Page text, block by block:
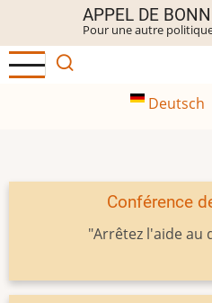
contenu
principal
APPEL DE BONN
Pour une autre
Deutsch
Conférence
"Arrêtez l'aide au